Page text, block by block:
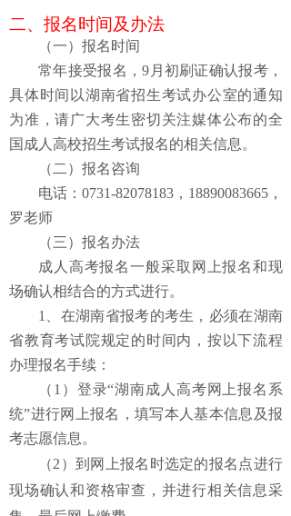
二、 报名 时间及办法
（一）报名时间
常年接受报名，9月初刷证确认报考 ，
具体时间 以湖南省招生考试办公室的通知
为准 ，请广大考生密切关注媒体公布的全
国成人高校招生考试报名的相关信息 。
（二）报名咨询
电话：0731-82078183，18890083665，
罗老师
（三）报名办法
成人高考报名一般采取网上报名和现
场确认相结合的方式进行。
1、在湖南省报考的考生，必须在湖南
省教育考试院规定的时间内，按以下流程
办理报名手续：
（1）登录“湖南成人 高考网上报名系
统”进行网
上报名，填写本人基本信息及报
考志愿信息。
（2）到 网上报名时选定的报名点进行
现场确认和资格审查，并进行相关信息采